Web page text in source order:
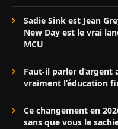
Sadie Sink est Jean
New Day est le vrai
MCU
Faut-il parler d’argent
vraiment l’éducation
Ce changement en
sans que vous le